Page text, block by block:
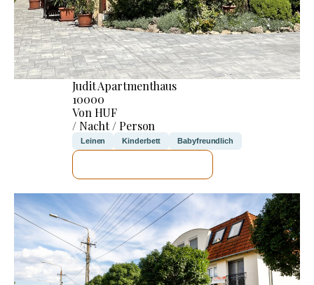
Judit Apartmenthaus
10000
Von HUF
/ Nacht / Person
Leinen Kinderbett Babyfreundlich